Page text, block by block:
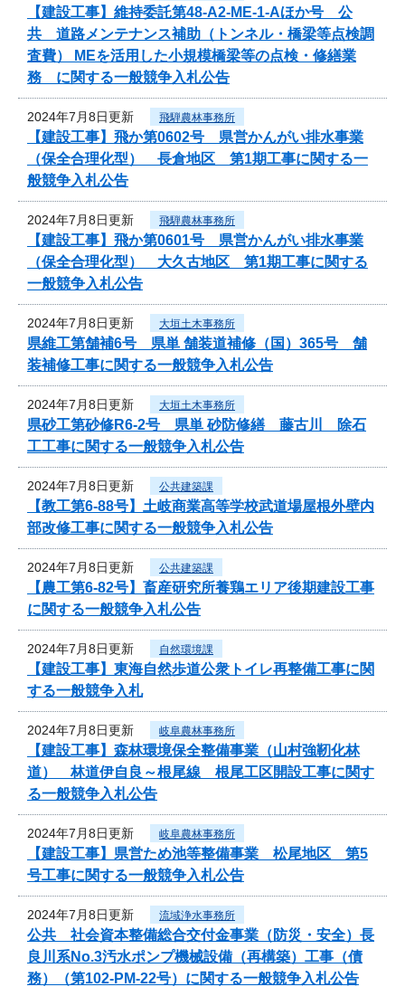
【建設工事】維持委託第48-A2-ME-1-Aほか号 公
共 道路メンテナンス補助（トンネル・橋梁等点検調
査費） MEを活用した小規模橋梁等の点検・修繕業
務 に関する一般競争入札公告
2024年7月8日更新 飛騨農林事務所
【建設工事】飛か第0602号 県営かんがい排水事業
（保全合理化型） 長倉地区 第1期工事に関する一
般競争入札公告
2024年7月8日更新 飛騨農林事務所
【建設工事】飛か第0601号 県営かんがい排水事業
（保全合理化型） 大久古地区 第1期工事に関する
一般競争入札公告
2024年7月8日更新 大垣土木事務所
県維工第舗補6号 県単 舗装道補修（国）365号 舗
装補修工事に関する一般競争入札公告
2024年7月8日更新 大垣土木事務所
県砂工第砂修R6-2号 県単 砂防修繕 藤古川 除石
工工事に関する一般競争入札公告
2024年7月8日更新 公共建築課
【教工第6-88号】土岐商業高等学校武道場屋根外壁内
部改修工事に関する一般競争入札公告
2024年7月8日更新 公共建築課
【農工第6-82号】畜産研究所養鶏エリア後期建設工事
に関する一般競争入札公告
2024年7月8日更新 自然環境課
【建設工事】東海自然歩道公衆トイレ再整備工事に関
する一般競争入札
2024年7月8日更新 岐阜農林事務所
【建設工事】森林環境保全整備事業（山村強靭化林
道） 林道伊自良～根尾線 根尾工区開設工事に関す
る一般競争入札公告
2024年7月8日更新 岐阜農林事務所
【建設工事】県営ため池等整備事業 松尾地区 第5
号工事に関する一般競争入札公告
2024年7月8日更新 流域浄水事務所
公共 社会資本整備総合交付金事業（防災・安全）長
良川系No.3汚水ポンプ機械設備（再構築）工事（債
務）（第102-PM-22号）に関する一般競争入札公告